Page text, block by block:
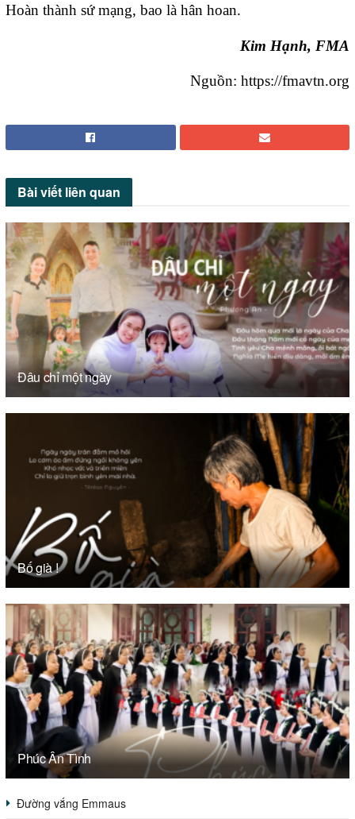
Hoàn thành sứ mạng, bao là hân hoan.
Kim Hạnh, FMA
Nguồn: https://fmavtn.org
Bài viết liên quan
Đâu chỉ một ngày
Bố già !
Phúc Ân Tình
Đường vắng Emmaus